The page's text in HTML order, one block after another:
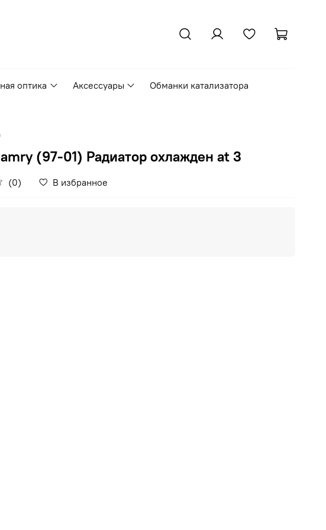
оптика Аксессуары Обманки катализатора
(97-01) Радиатор охлажден at 3
(0) В избранное